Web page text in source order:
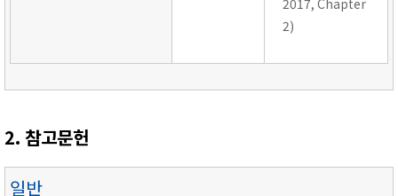
2017, Chapter
2)
2. 참고문헌
일반